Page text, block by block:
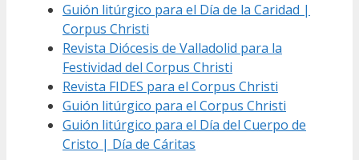
Guión litúrgico para el Día de la Caridad |
Corpus Christi
Revista Diócesis de Valladolid para la
Festividad del Corpus Christi
Revista FIDES para el Corpus Christi
Guión litúrgico para el Corpus Christi
Guión litúrgico para el Día del Cuerpo de
Cristo | Día de Cáritas